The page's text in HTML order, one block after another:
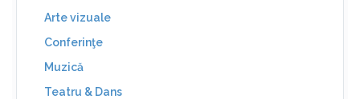
Arte vizuale
Conferinţe
Muzică
Teatru & Dans